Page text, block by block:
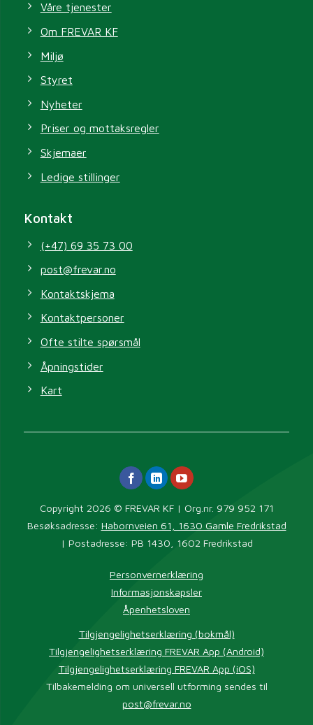
Våre tjenester
Om FREVAR KF
Miljø
Styret
Nyheter
Priser og mottaksregler
Skjemaer
Ledige stillinger
Kontakt
(+47) 69 35 73 00
post@frevar.no
Kontaktskjema
Kontaktpersoner
Ofte stilte spørsmål
Åpningstider
Kart
Copyright 2026 © FREVAR KF | Org.nr. 979 952 171
Besøksadresse: Habornveien 61, 1630 Gamle Fredrikstad
| Postadresse: PB 1430, 1602 Fredrikstad
Personvernerklæring
Informasjonskapsler
Åpenhetsloven
Tilgjengelighetserklæring (bokmål)
Tilgjengelighetserklæring FREVAR App (Android)
Tilgjengelighetserklæring FREVAR App (iOS)
Tilbakemelding om universell utforming sendes til
post@frevar.no